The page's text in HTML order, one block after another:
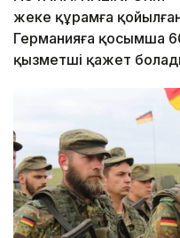
жеке құрамға
Германияға қосымша
қызметші қажет